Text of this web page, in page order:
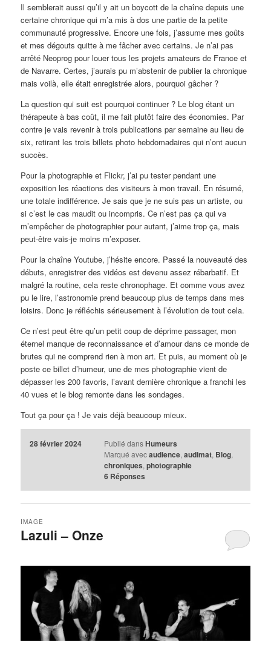
Il semblerait aussi qu’il y ait un boycott de la chaîne depuis une
certaine chronique qui m’a mis à dos une partie de la petite
communauté progressive. Encore une fois, j’assume mes goûts
et mes dégouts quitte à me fâcher avec certains. Je n’ai pas
arrêté Neoprog pour louer tous les projets amateurs de France et
de Navarre. Certes, j’aurais pu m’abstenir de publier la chronique
mais voilà, elle était enregistrée alors, pourquoi gâcher ?
La question qui suit est pourquoi continuer ? Le blog étant un
thérapeute à bas coût, il me fait plutôt faire des économies. Par
contre je vais revenir à trois publications par semaine au lieu de
six, retirant les trois billets photo hebdomadaires qui n’ont aucun
succès.
Pour la photographie et Flickr, j’ai pu tester pendant une
exposition les réactions des visiteurs à mon travail. En résumé,
une totale indifférence. Je sais que je ne suis pas un artiste, ou
si c’est le cas maudit ou incompris. Ce n’est pas ça qui va
m’empêcher de photographier pour autant, j’aime trop ça, mais
peut-être vais-je moins m’exposer.
Pour la chaîne Youtube, j’hésite encore. Passé la nouveauté des
débuts, enregistrer des vidéos est devenu assez rébarbatif. Et
malgré la routine, cela reste chronophage. Et comme vous avez
pu le lire, l’astronomie prend beaucoup plus de temps dans mes
loisirs. Donc je réfléchis sérieusement à l’évolution de tout cela.
Ce n’est peut être qu’un petit coup de déprime passager, mon
éternel manque de reconnaissance et d’amour dans ce monde de
brutes qui ne comprend rien à mon art. Et puis, au moment où je
poste ce billet d’humeur, une de mes photographie vient de
dépasser les 200 favoris, l’avant dernière chronique a franchi les
40 vues et le blog remonte dans les sondages.
Tout ça pour ça ! Je vais déjà beaucoup mieux.
28 février 2024 Publié dans Humeurs
Marqué avec audience, audimat, Blog,
chroniques, photographie
6Réponses
Lazuli – Onze
IMAGE